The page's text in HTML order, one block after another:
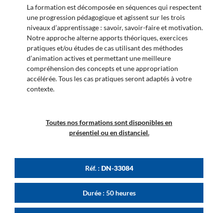
La formation est décomposée en séquences qui respectent
une progression pédagogique et agissent sur les trois
niveaux d’apprentissage : savoir, savoir-faire et motivation.
Notre approche alterne apports théoriques, exercices
pratiques et/ou études de cas utilisant des méthodes
d’animation actives et permettant une meilleure
compréhension des concepts et une appropriation
accélérée. Tous les cas pratiques seront adaptés à votre
contexte.
Toutes nos formations sont disponibles en
présentiel ou en distanciel.
Réf. : DN-33084
Durée : 50 heures